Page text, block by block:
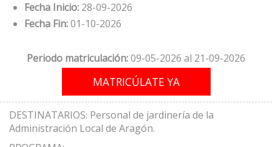
Fecha Inicio: 28-09-2026
Fecha Fin:01-10-2026
Periodo matriculación:09-05-2026 al 21-09-2026
DESTINATARIOS: Personal de jardinería de la
Administración Local de Aragón.